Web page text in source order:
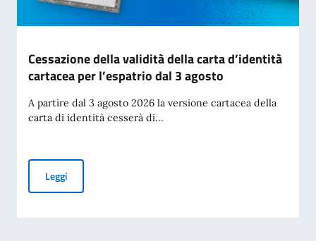
Cessazione della validità della carta d’identità
cartacea per l’espatrio dal 3 agosto
A partire dal 3 agosto 2026 la versione cartacea della
carta di identità cesserà di...
LeggiCessazione della validità della carta d’identità cartacea